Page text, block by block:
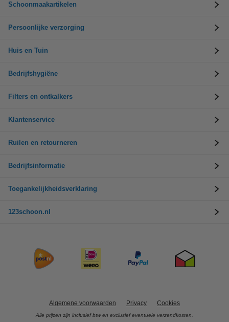
Schoonmaakartikelen
Persoonlijke verzorging
Huis en Tuin
Bedrijfshygiëne
Filters en ontkalkers
Klantenservice
Ruilen en retourneren
Bedrijfsinformatie
Toegankelijkheidsverklaring
123schoon.nl
Algemene voorwaarden Privacy Cookies
Alle prijzen zijn inclusief btw en exclusief eventuele verzendkosten.